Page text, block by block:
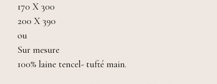
170 X 300
200 X 390
ou
Sur mesure
100% laine tencel- tufté main.